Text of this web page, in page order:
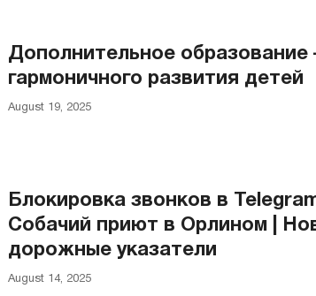
Дополнительное образование
гармоничного развития детей
August 19, 2025
Блокировка звонков в Telegram
Собачий приют в Орлином |
дорожные указатели
August 14, 2025